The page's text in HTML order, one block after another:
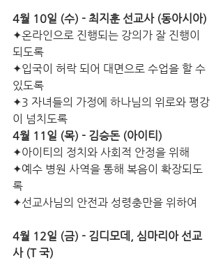
4월 10일 (수) - 최지훈 선교사 (동아시아)
✦온라인으로 진행되는 강의가 잘 진행이
되도록
✦입국이 허락 되어 대면으로 수업을 할 수
있도록
✦3 자녀들의 가정에 하나님의 위로와 평강
이 넘치도록
4월 11일 (목) - 김승돈 (아이티)
✦아이티의 정치와 사회적 안정을 위해
✦예수 병원 사역을 통해 복음이 확장되도
록
✦선교사님의 안전과 성령충만을 위하여
4월 12일 (금) - 김디모데, 심마리아 선교
사 (T 국)